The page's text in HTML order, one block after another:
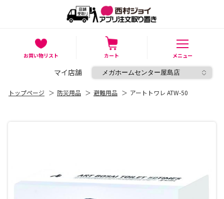
お買い物リスト カート メニュー
マイ店舗
トップページ ＞ 防災用品 ＞ 避難用品 ＞ アートトワレ ATW-50